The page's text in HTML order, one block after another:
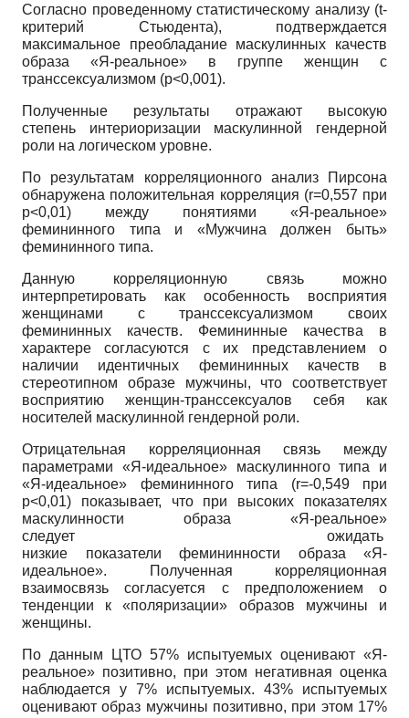
Согласно проведенному статистическому анализу (t-
критерий Стьюдента), подтверждается
максимальное преобладание маскулинных качеств
образа «Я-реальное» в группе женщин с
транссексуализмом (p<0,001).
Полученные результаты отражают высокую
степень интериоризации маскулинной гендерной
роли на логическом уровне.
По результатам корреляционного анализ Пирсона
обнаружена положительная корреляция (r=0,557 при
p<0,01) между понятиями «Я-реальное»
фемининного типа и «Мужчина должен быть»
фемининного типа.
Данную корреляционную связь можно
интерпретировать как особенность восприятия
женщинами с транссексуализмом своих
фемининных качеств. Фемининные качества в
характере согласуются с их представлением о
наличии идентичных фемининных качеств в
стереотипном образе мужчины, что соответствует
восприятию женщин-транссексуалов себя как
носителей маскулинной гендерной роли.
Отрицательная корреляционная связь между
параметрами «Я-идеальное» маскулинного типа и
«Я-идеальное» фемининного типа (r=-0,549 при
p<0,01) показывает, что при высоких показателях
маскулинности образа «Я-реальное»
следует ожидать
низкие показатели фемининности образа «Я-
идеальное». Полученная корреляционная
взаимосвязь согласуется с предположением о
тенденции к «поляризации» образов мужчины и
женщины.
По данным ЦТО 57% испытуемых оценивают «Я-
реальное» позитивно, при этом негативная оценка
наблюдается у 7% испытуемых. 43% испытуемых
оценивают образ мужчины позитивно, при этом 17%